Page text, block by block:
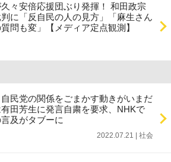
々安倍応援団ぶり発揮！ 和田政宗
に「反自民の人の見方」「麻生さん
問も変」【メディア定点観測】
民党の関係をごまかす動きがいまだ
田芳生に発言自粛を要求、NHKで
及がタブーに
2022.07.21 | 社会